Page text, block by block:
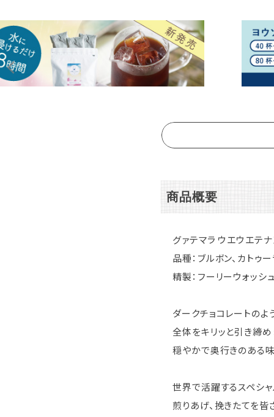
商品概要
グァテマラ ウエウエテ
品種：ブルボン、カトゥ
精製：フーリーウォッシ
ダークチョコレートの
全体をキリッと引き締め
穏やかで奥行きのある
世界で活躍するスペシ
煎りあげ、挽きたてを皆